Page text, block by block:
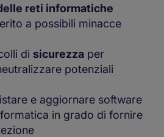
reti informatiche
a possibili minacce
di sicurezza per
potenziali
e aggiornare software
in grado di fornire